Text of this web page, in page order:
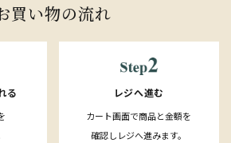
買い物の流れ
る レジへ進む
カート画面で商品と金額を
確認しレジへ進みます。